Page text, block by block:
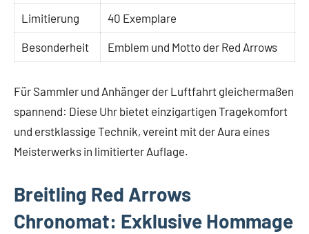
Limitierung 40 Exemplare
Besonderheit Emblem und Motto der Red Arrows
Für Sammler und Anhänger der Luftfahrt gleichermaßen
spannend: Diese Uhr bietet einzigartigen Tragekomfort
und erstklassige Technik, vereint mit der Aura eines
Meisterwerks in limitierter Auflage.
Breitling Red Arrows
Chronomat: Exklusive Hommage